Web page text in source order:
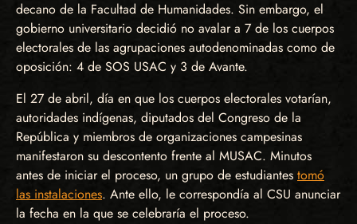
decano de la Facultad de Humanidades. Sin embargo, el
gobierno universitario decidió no avalar a 7 de los cuerpos
electorales de las agrupaciones autodenominadas como de
oposición: 4 de SOS USAC y 3 de Avante.
El 27 de abril, día en que los cuerpos electorales votarían,
autoridades indígenas, diputados del Congreso de la
República y miembros de organizaciones campesinas
manifestaron su descontento frente al MUSAC. Minutos
antes de iniciar el proceso, un grupo de estudiantes tomó
las instalaciones. Ante ello, le correspondía al CSU anunciar
la fecha en la que se celebraría el proceso.